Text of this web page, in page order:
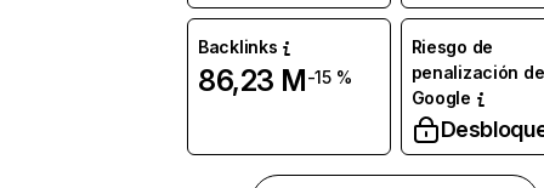
Backlinks
86,23 M-15 %
Riesgo de
penalización de
Google